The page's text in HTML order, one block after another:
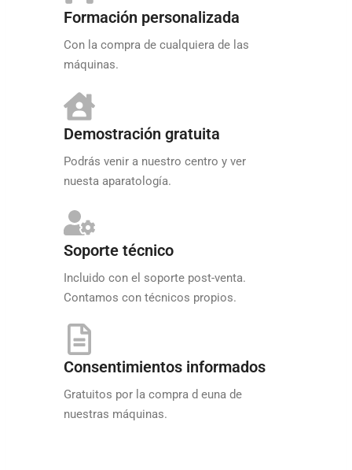
Formación personalizada
Con la compra de cualquiera de las
máquinas.
Demostración gratuita
Podrás venir a nuestro centro y ver
nuesta aparatología.
Soporte técnico
Incluido con el soporte post-venta.
Contamos con técnicos propios.
Consentimientos informados
Gratuitos por la compra d euna de
nuestras máquinas.